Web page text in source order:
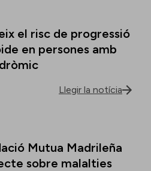
el risc de progressió
en persones amb
Llegir la notícia
Mutua Madrileña
sobre malalties